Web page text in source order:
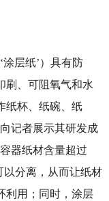
层纸’）具有防
刷、可阻氧气和水
纸杯、纸碗、纸
记者展示其研发成
器纸材含量超过
以分离，从而让纸材
利用；同时，涂层